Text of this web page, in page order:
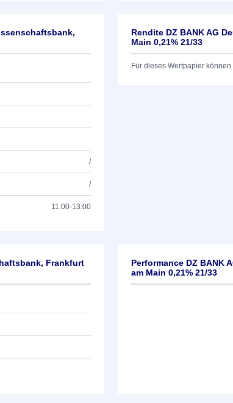
/
/
11:00-13:00
Rendite DZ BANK AG
Main 0,21% 21/33
Für dieses Wertpapier
Frankfurt
Performance DZ BANK
am Main 0,21% 21/33